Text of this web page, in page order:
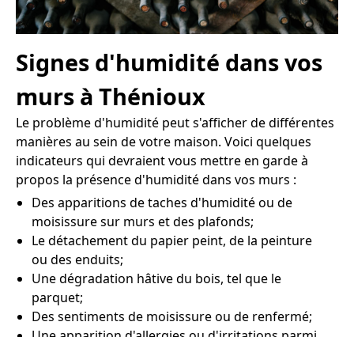
Signes d'humidité dans vos
murs à Thénioux
Le problème d'humidité peut s'afficher de différentes
manières au sein de votre maison. Voici quelques
indicateurs qui devraient vous mettre en garde à
propos la présence d'humidité dans vos murs :
Des apparitions de taches d'humidité ou de
moisissure sur murs et des plafonds;
Le détachement du papier peint, de la peinture
ou des enduits;
Une dégradation hâtive du bois, tel que le
parquet;
Des sentiments de moisissure ou de renfermé;